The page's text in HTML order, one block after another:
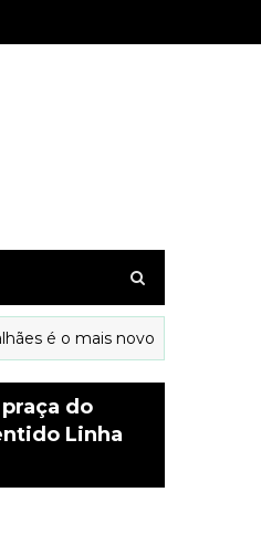
o mais novo município a
do
Linha